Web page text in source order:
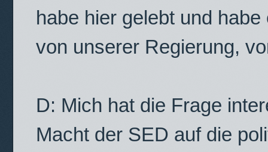
habe hier gelebt und
von unserer Regierung,
D: Mich hat die Frage
Macht der SED auf die